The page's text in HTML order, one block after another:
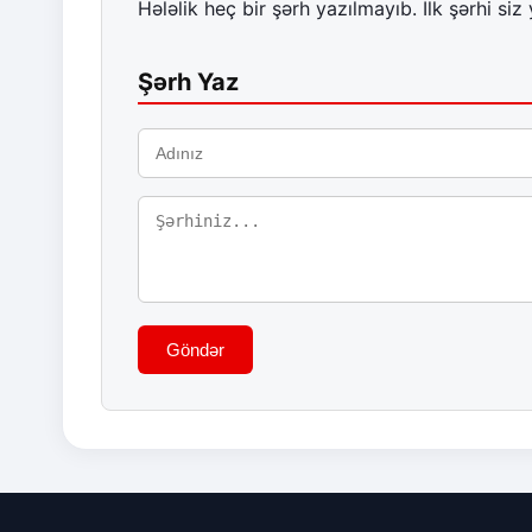
Hələlik heç bir şərh yazılmayıb. İlk şərhi siz
Şərh Yaz
Göndər